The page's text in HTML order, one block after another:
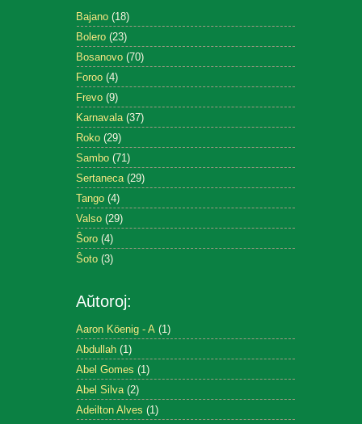
Bajano (18)
Bolero (23)
Bosanovo (70)
Foroo (4)
Frevo (9)
Karnavala (37)
Roko (29)
Sambo (71)
Sertaneca (29)
Tango (4)
Valso (29)
Ŝoro (4)
Ŝoto (3)
Aŭtoroj:
Aaron Köenig - A (1)
Abdullah (1)
Abel Gomes (1)
Abel Silva (2)
Adeilton Alves (1)